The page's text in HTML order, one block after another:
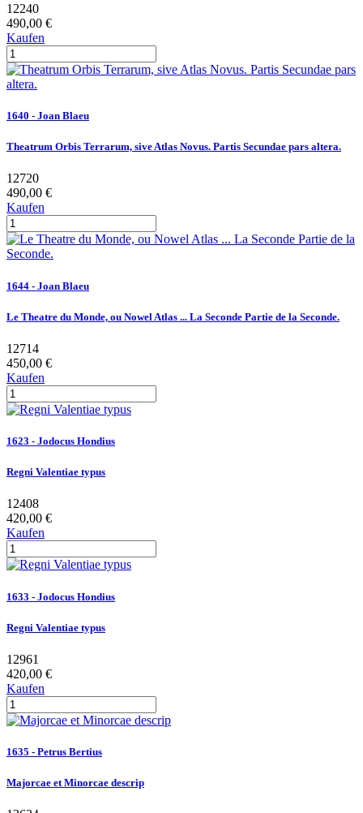
12240
490,00 €
Kaufen
1640 - Joan Blaeu
Theatrum Orbis Terrarum, sive Atlas Novus. Partis Secundae pars altera.
12720
490,00 €
Kaufen
1644 - Joan Blaeu
Le Theatre du Monde, ou Nowel Atlas ... La Seconde Partie de la Seconde.
12714
450,00 €
Kaufen
1623 - Jodocus Hondius
Regni Valentiae typus
12408
420,00 €
Kaufen
1633 - Jodocus Hondius
Regni Valentiae typus
12961
420,00 €
Kaufen
1635 - Petrus Bertius
Majorcae et Minorcae descrip